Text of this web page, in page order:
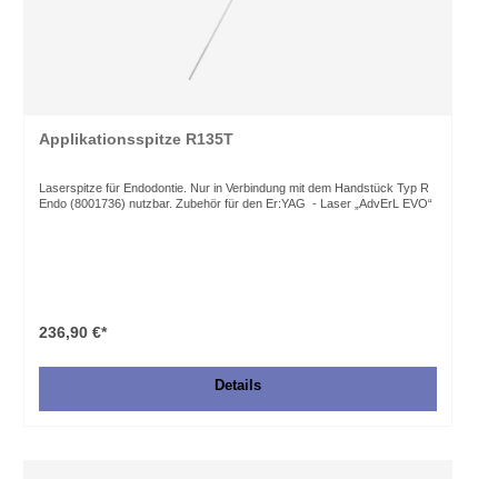
Applikationsspitze R135T
Laserspitze für Endodontie. Nur in Verbindung mit dem Handstück Typ R
Endo (8001736) nutzbar. Zubehör für den Er:YAG - Laser „AdvErL EVO“
236,90 €*
Details